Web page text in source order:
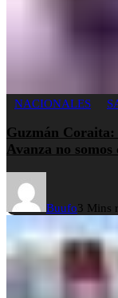
NACIONALES
Guzmán
Avanza no somos
Buufo3 Mins